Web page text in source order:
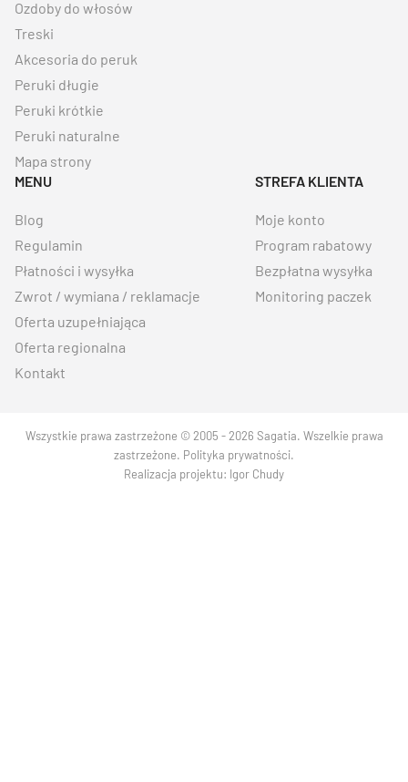
Ozdoby do włosów
Treski
Akcesoria do peruk
Peruki długie
Peruki krótkie
Peruki naturalne
Mapa strony
MENU
Blog
Regulamin
Płatności i wysyłka
Zwrot / wymiana / reklamacje
Oferta uzupełniająca
Oferta regionalna
Kontakt
STREFA KLIENTA
Moje konto
Program rabatowy
Bezpłatna wysyłka
Monitoring paczek
Wszystkie prawa zastrzeżone © 2005 - 2026 Sagatia. Wszelkie prawa
zastrzeżone. Polityka prywatności.
Realizacja projektu: Igor Chudy